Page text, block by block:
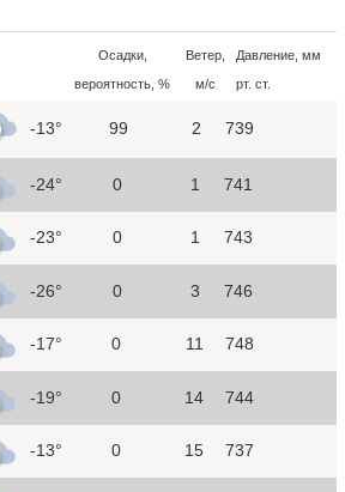
Осадки,
вероятность, %
Ветер,
м/с
Давление, мм
рт. ст.
-13° 99 2 739
-24° 0 1 741
-23° 0 1 743
-26° 0 3 746
-17° 0 11 748
-19° 0 14 744
-13° 0 15 737